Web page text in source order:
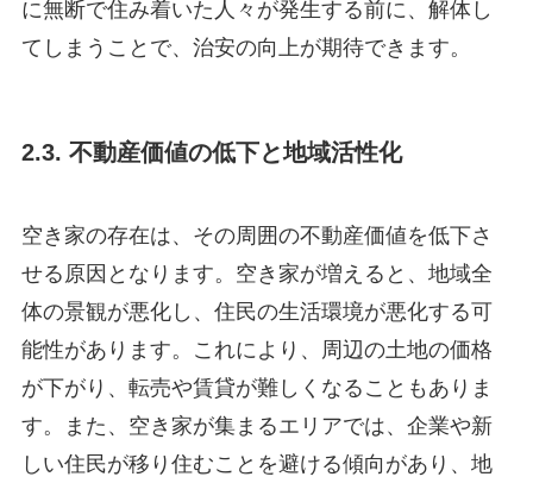
に無断で住み着いた人々が発生する前に、解体し
てしまうことで、治安の向上が期待できます。
2.3. 不動産価値の低下と地域活性化
空き家の存在は、その周囲の不動産価値を低下さ
せる原因となります。空き家が増えると、地域全
体の景観が悪化し、住民の生活環境が悪化する可
能性があります。これにより、周辺の土地の価格
が下がり、転売や賃貸が難しくなることもありま
す。また、空き家が集まるエリアでは、企業や新
しい住民が移り住むことを避ける傾向があり、地